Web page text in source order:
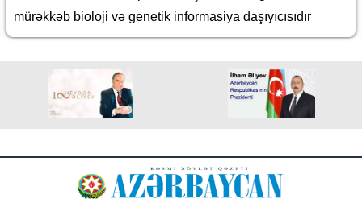
mürəkkəb bioloji və genetik informasiya daşıyıcısıdır